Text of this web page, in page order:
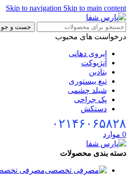
Skip to navigationSkip to main
جست و جو
های محبوب
ایروی دهانی
آنژیوکت
بتادین
تیغ بیستوری
شیلد چشمی
پک جراحی
دستکش
موارد
بندی محصولات
مصرفی تخصصی